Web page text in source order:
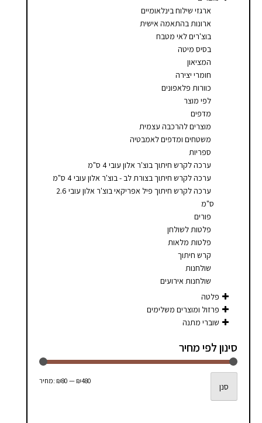
סמן קישורים
ארגזי שילוח בינלאומיים
ארונות בהתאמה אישית
בוצ'רים לאי מטבח
בסיס מיטה
המציאון
חומרי יצירה
כוורות פלאפונים
לפי מוצר
מדפים
מוצרים להרכבה עצמית
משטחים ומדפים לאמבטיה
ספריות
ערכה לקרש חיתוך בוצ'ר אלון עובי 4 ס"מ
ערכה לקרש חיתוך בצורת לב - בוצ'ר אלון עובי 4 ס"מ
ערכה לקרש חיתוך פיל אפריקאי בוצ'ר אלון עובי 2.6
ס"מ
פורים
פלטות לשולחן
פלטות מלאות
קרש חיתוך
שולחנות
שולחנות אירועים
פלטה
פרזול ומוצרים משלימים
שוברי מתנה
סינון לפי מחיר
מחיר
מחיר
סנן
מחיר:₪80—₪480